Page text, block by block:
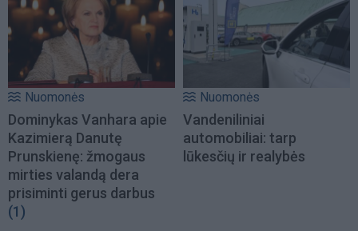
Nuomonės
Dominykas Vanhara apie
Kazimierą Danutę
Prunskienę: žmogaus
mirties valandą dera
prisiminti gerus darbus
(1)
Nuomonės
Vandeniliniai
automobiliai: tarp
lūkesčių ir realybės